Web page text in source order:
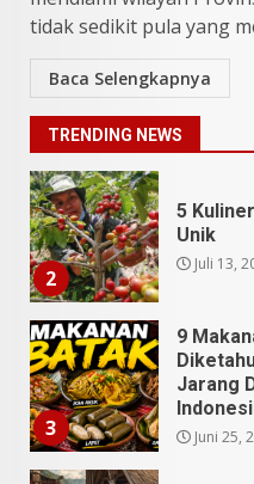
tidak sedikit pula yang
Baca Selengkapnya
TRENDING NEWS
1
Utara
Danau
2
5
Unik
Juli 13,
3
9
Jarang
Juni 25,